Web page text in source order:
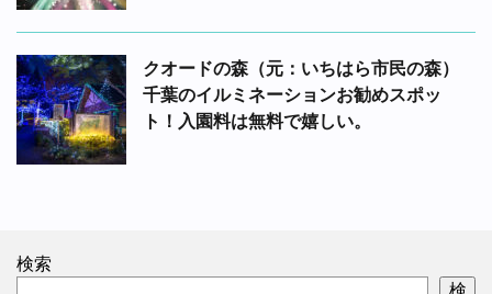
クオードの森（元：いちはら市民の森）
千葉のイルミネーションお勧めスポッ
ト！入園料は無料で嬉しい。
検索
検